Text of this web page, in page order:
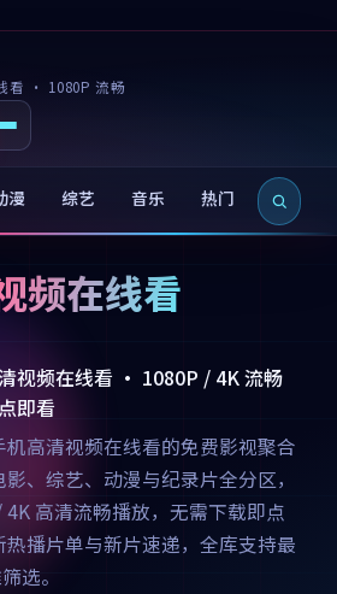
看 · 1080P 流畅
漫 综艺 音乐 热门 新片
频在线看
视频在线看 · 1080P / 4K 流畅
即看
高清视频在线看的免费影视聚合
、综艺、动漫与纪录片全分区，
高清流畅播放，无需下载即点
播片单与新片速递，全库支持最
选。